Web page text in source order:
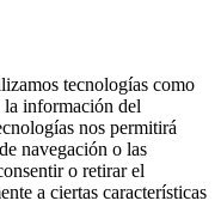
tecnologías como
la información del
nos permitirá
navegación o las
o retirar el
a ciertas características